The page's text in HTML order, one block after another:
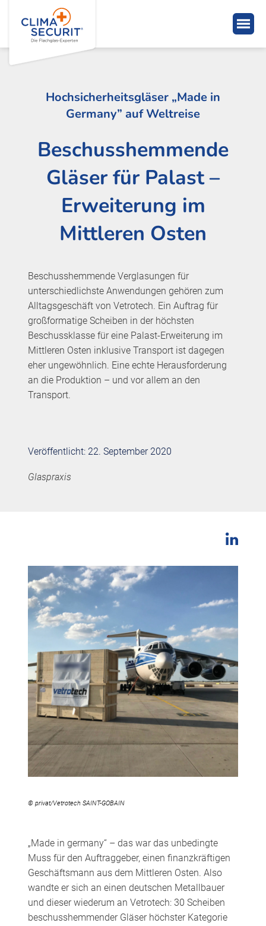
Hochsicherheitsgläser „Made in
Germany” auf Weltreise
Beschusshemmende
Gläser für Palast –
Erweiterung im
Mittleren Osten
Beschusshemmende Verglasungen für
unterschiedlichste Anwendungen gehören zum
Alltagsgeschäft von Vetrotech. Ein Auftrag für
großformatige Scheiben in der höchsten
Beschussklasse für eine Palast-Erweiterung im
Mittleren Osten inklusive Transport ist dagegen
eher ungewöhnlich. Eine echte Herausforderung
an die Produktion – und vor allem an den
Transport.
Veröffentlicht: 22. September 2020
Glaspraxis
© privat/Vetrotech SAINT-GOBAIN
„Made in germany“ – das war das unbedingte
Muss für den Auftraggeber, einen finanzkräftigen
Geschäftsmann aus dem Mittleren Osten. Also
wandte er sich an einen deutschen Metallbauer
und dieser wiederum an Vetrotech: 30 Scheiben
beschusshemmender Gläser höchster Kategorie